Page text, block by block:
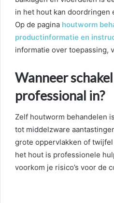
in het hout kan doordringen
Op de pagina houtworm
productinformatie en
informatie over toepassing,
Wanneer
professional in?
Zelf houtworm behandelen
tot middelzware
grote oppervlakken of
het hout is professionele
voorkom je risico’s voor de